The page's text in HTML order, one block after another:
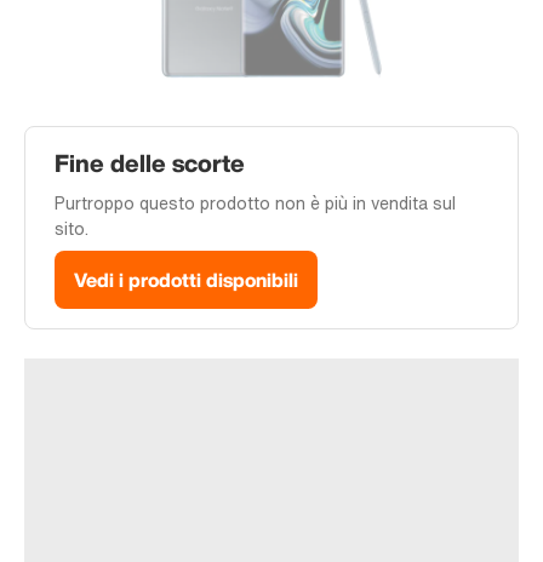
Fine delle scorte
Purtroppo questo prodotto non è più in vendita sul
sito.
Vedi i prodotti disponibili